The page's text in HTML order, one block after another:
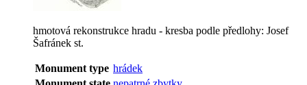
hmotová rekonstrukce hradu - kresba podle předlohy: Josef
Šafránek st.
Monument type hrádek